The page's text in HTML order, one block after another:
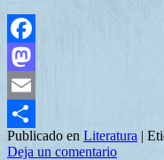
Facebook
Mastodon
Email
Compartir
Publicado en Literatura |
Deja un comentario